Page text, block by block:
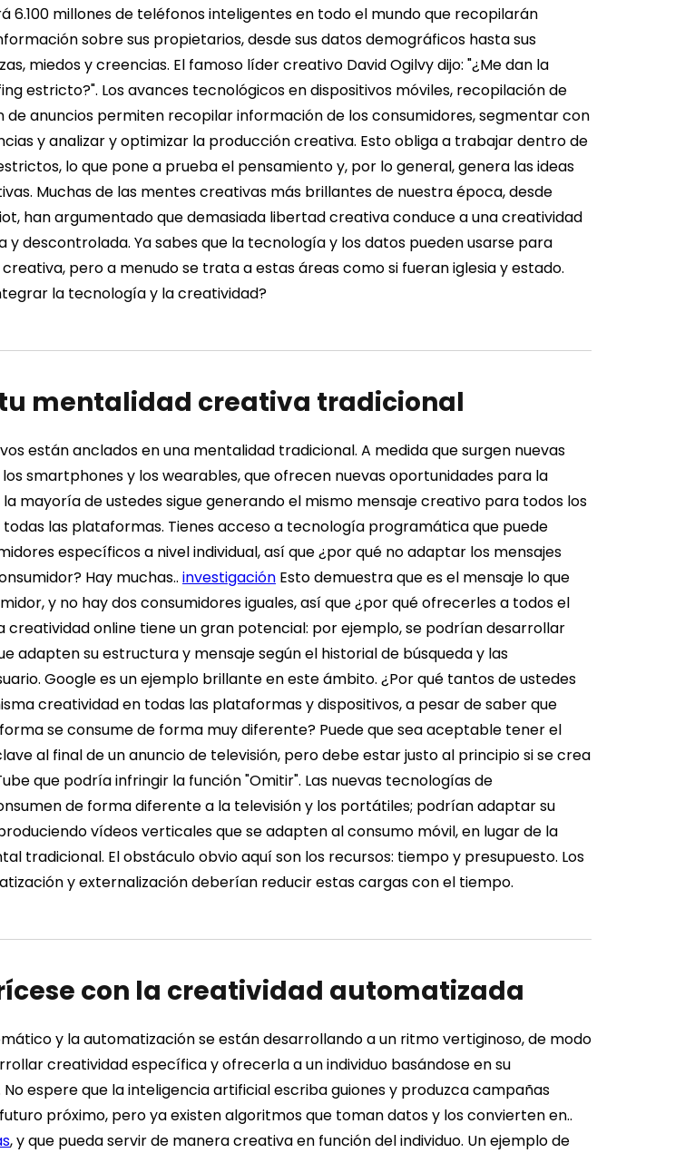
6.100 millones de teléfonos inteligentes en todo el mundo que recopilarán
sobre sus propietarios, desde sus datos demográficos hasta sus
miedos y creencias. El famoso líder creativo David Ogilvy dijo: "¿Me dan la
estricto?". Los avances tecnológicos en dispositivos móviles, recopilación de
de anuncios permiten recopilar información de los consumidores, segmentar con
y analizar y optimizar la producción creativa. Esto obliga a trabajar dentro de
lo que pone a prueba el pensamiento y, por lo general, genera las ideas
Muchas de las mentes creativas más brillantes de nuestra época, desde
han argumentado que demasiada libertad creativa conduce a una creatividad
y descontrolada. Ya sabes que la tecnología y los datos pueden usarse para
pero a menudo se trata a estas áreas como si fueran iglesia y estado.
la tecnología y la creatividad?
tu mentalidad creativa tradicional
están anclados en una mentalidad tradicional. A medida que surgen nuevas
smartphones y los wearables, que ofrecen nuevas oportunidades para la
mayoría de ustedes sigue generando el mismo mensaje creativo para todos los
las plataformas. Tienes acceso a tecnología programática que puede
específicos a nivel individual, así que ¿por qué no adaptar los mensajes
Hay muchas.. investigación Esto demuestra que es el mensaje lo que
y no hay dos consumidores iguales, así que ¿por qué ofrecerles a todos el
creatividad online tiene un gran potencial: por ejemplo, se podrían desarrollar
adapten su estructura y mensaje según el historial de búsqueda y las
Google es un ejemplo brillante en este ámbito. ¿Por qué tantos de ustedes
creatividad en todas las plataformas y dispositivos, a pesar de saber que
se consume de forma muy diferente? Puede que sea aceptable tener el
al final de un anuncio de televisión, pero debe estar justo al principio si se crea
que podría infringir la función "Omitir". Las nuevas tecnologías de
de forma diferente a la televisión y los portátiles; podrían adaptar su
vídeos verticales que se adapten al consumo móvil, en lugar de la
tradicional. El obstáculo obvio aquí son los recursos: tiempo y presupuesto. Los
y externalización deberían reducir estas cargas con el tiempo.
con la creatividad automatizada
y la automatización se están desarrollando a un ritmo vertiginoso, de modo
creatividad específica y ofrecerla a un individuo basándose en su
espere que la inteligencia artificial escriba guiones y produzca campañas
próximo, pero ya existen algoritmos que toman datos y los convierten en..
, y que pueda servir de manera creativa en función del individuo. Un ejemplo de